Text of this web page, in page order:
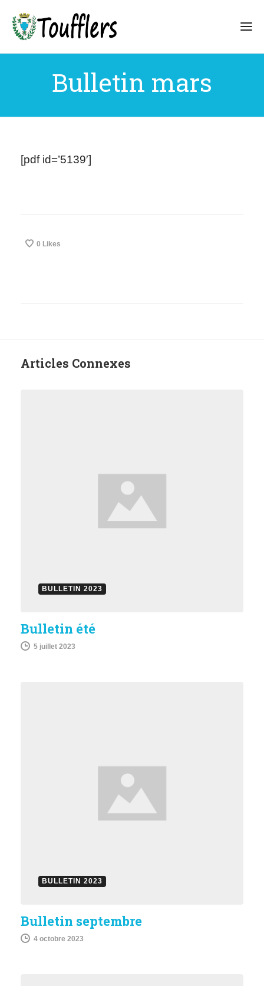
Bulletin mars
[pdf id=’5139′]
0 Likes
Articles Connexes
BULLETIN 2023
Bulletin été
5 juillet 2023
BULLETIN 2023
Bulletin septembre
4 octobre 2023